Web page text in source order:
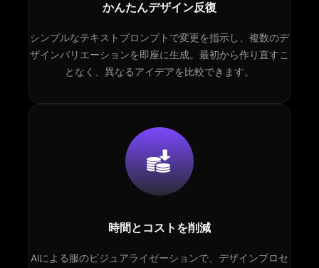
かんたんデザイン反復
シンプルなテキストプロンプトで変更を指示し、複数のデ
ザインバリエーションを即座に生成。最初から作り直すこ
となく、異なるアイデアを比較できます。
時間とコストを削減
AIによる服のビジュアライゼーションで、デザインプロセ